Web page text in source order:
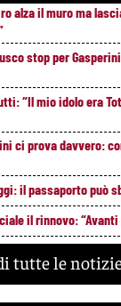
alza il muro ma
stop per
“Il mio idolo era
ci prova davvero:
il passaporto può
il rinnovo:
cambia tutto:
tutte le